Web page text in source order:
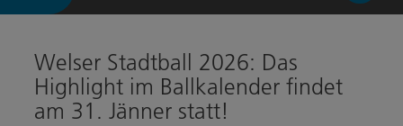
Welser Stadtball 2026: Das
Highlight im Ballkalender findet
am 31. Jänner statt!